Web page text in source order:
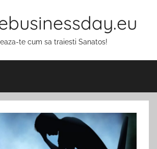
te cum sa traiesti Sanatos!